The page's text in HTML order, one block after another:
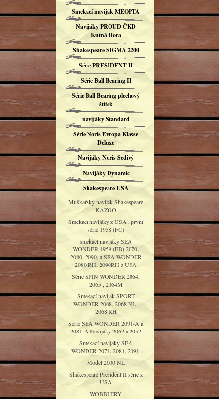
Smekací naviják MEOPTA
Navijáky PROUD ČKD
Kutná Hora
Shakespeare SIGMA 2200
Série PRESIDENT II
Série Ball Bearing II
Série Ball Bearing plechový
štítek
navijáky Standard
Série Noris Evropa Klasse
Deluxe
Navijáky Noris Šedivý
Navijáky Dynamic
Shakespeare USA
Muškařský naviják Shakespeare
KAZOO
Smekací navijáky z USA , první
série 1958 (FC)
smekací navijáky SEA
WONDER 1959 (FB) 2070,
2080, 2090, a SEA WONDER
2080 RH, 2090RH z USA
Série SPIN WONDER 2064,
2065 , 2064M
Smekací naviják SPORT
WONDER 2068, 2068 NL ,
2068 RH
Serie SEA WONDER 2091-A a
2081-A.Navijáky 2062 a 2052
Smekací navijáky SEA
WONDER 2071, 2081, 2091.
Model 2000 NL
Shakespeare President II série z
USA
WOBBLERY